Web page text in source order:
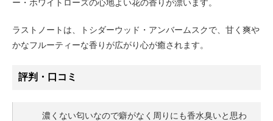
ー・ホワイトローズの心地よい花の香りが漂います。
ラストノートは、トシダーウッド・アンバームスクで、甘く爽や
かなフルーティーな香りが広がり心が癒されます。
評判・口コミ
濃くない匂いなので癖がなく周りにも香水臭いと思わ